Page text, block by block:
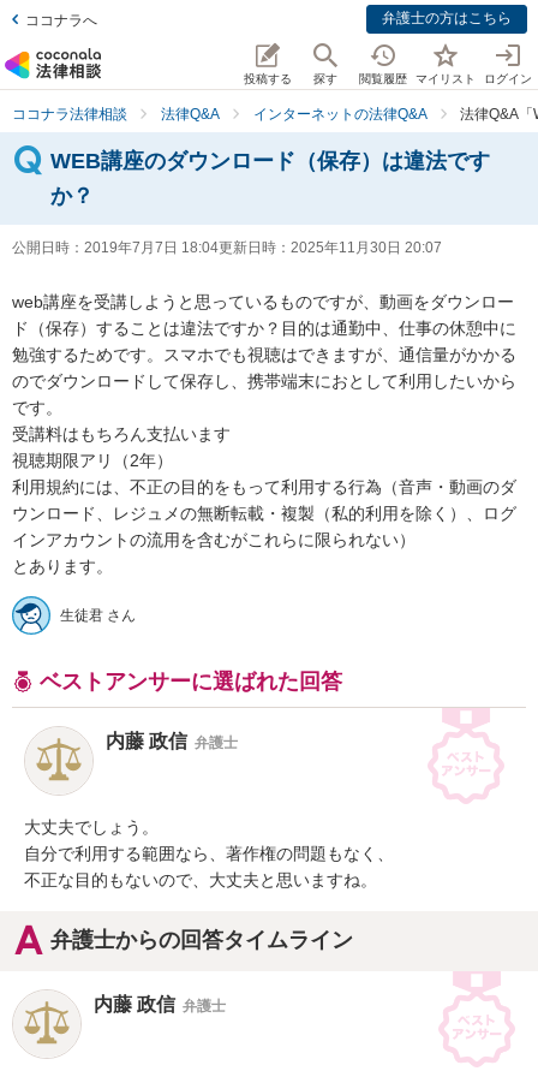
ココナラへ 弁護士の方はこちら
投稿する 探す 閲覧履歴 マイリスト ログイン
ココナラ法律相談 法律Q&A インターネットの法律Q&A 法律Q&A「
WEB講座のダウンロード（保存）は違法です
か？
公開日時： 2019年7月7日 18:04更新日時： 2025年11月30日 20:07
web講座を受講しようと思っているものですが、動画をダウンロー
ド（保存）することは違法ですか？目的は通勤中、仕事の休憩中に
勉強するためです。スマホでも視聴はできますが、通信量がかかる
のでダウンロードして保存し、携帯端末におとして利用したいから
です。
受講料はもちろん支払います
視聴期限アリ（2年）
利用規約には、不正の目的をもって利用する行為（音声・動画のダ
ウンロード、レジュメの無断転載・複製（私的利用を除く）、ログ
インアカウントの流用を含むがこれらに限られない）
とあります。
生徒君 さん
ベストアンサーに選ばれた回答
内藤 政信 弁護士
大丈夫でしょう。
自分で利用する範囲なら、著作権の問題もなく、
不正な目的もないので、大丈夫と思いますね。
弁護士からの回答タイムライン
内藤 政信 弁護士